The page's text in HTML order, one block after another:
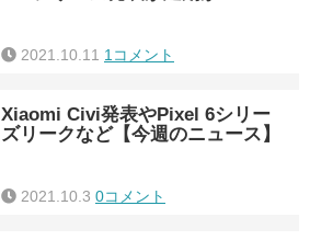
2021.10.11 1コメント
Xiaomi Civi発表やPixel 6シリー
ズリークなど【今週のニュース】
2021.10.3 0コメント